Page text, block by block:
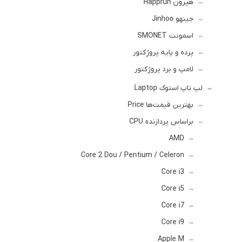
هپرون Happrun
جینهو Jinhoo
اسمونت SMONET
پرده و پایه پروژکتور
لامپ و برد پروژکتور
لپ تاپ استوک Laptop
بهترین قیمت‌ها Price
براساس پردازنده CPU
AMD
Core 2 Dou / Pentium / Celeron
Core i3
Core i5
Core i7
Core i9
Apple M